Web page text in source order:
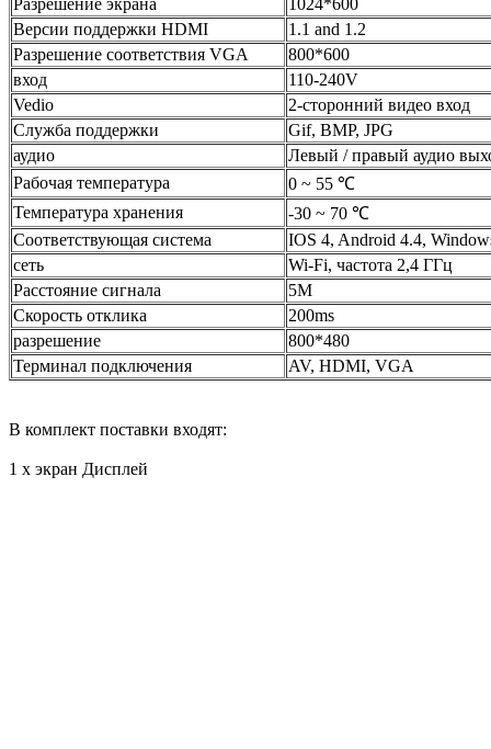
Версии поддержки HDMI
1.1 and 1.2
Разрешение соответствия VGA
800*600
вход
110-240V
Vedio
2-сторонний видео вход
Служба поддержки
Gif, BMP, JPG
аудио
Левый / правый аудио
Рабочая температура
0 ~ 55 ℃
Температура хранения
-30 ~ 70 ℃
Соответствующая система
IOS 4, Android 4.4,
сеть
Wi-Fi, частота 2,4 ГГц
Расстояние сигнала
5M
Скорость отклика
200ms
разрешение
800*480
Терминал подключения
AV, HDMI, VGA
В комплект поставки входят:
1 х экран Дисплей